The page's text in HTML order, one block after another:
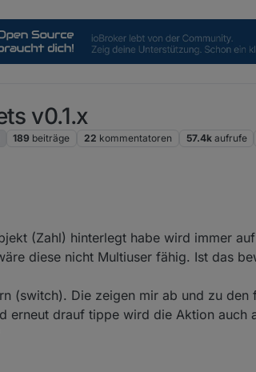
v0.1.x
189 beiträge 22 kommentatoren 57.4k aufrufe
(Zahl) hinterlegt habe wird immer
diese nicht Multiuser fähig. Ist das
(switch). Die zeigen mir ab und zu den
erneut drauf tippe wird die Aktion auch